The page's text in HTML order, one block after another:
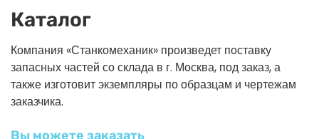
Каталог
Компания «Станкомеханик» произведет поставку
запасных частей со склада в г. Москва, под заказ, а
также изготовит экземпляры по образцам и чертежам
заказчика.
Вы можете заказать